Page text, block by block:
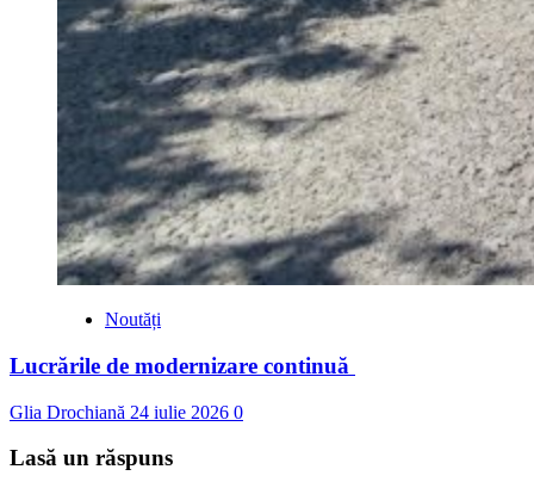
Noutăți
Lucrările de modernizare continuă
Glia Drochiană 24 iulie 2026 0
Lasă un răspuns